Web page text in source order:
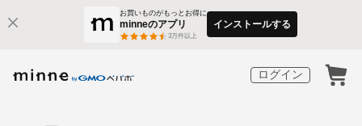
お買いものがもっとお得に
minneのアプリ
3万件以上
インストールする
ログイン